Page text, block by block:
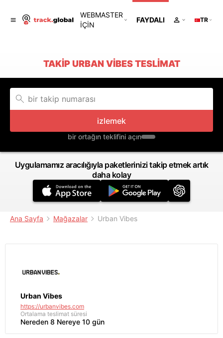
WEBMASTER
IÇIN
FAYDALI TR
TAKIP URBAN VIBES TESLIMAT
izlemek
bir ortağın teklifini açın
Uygulamamız aracılığıyla paketlerinizi takip etmek artık
daha kolay
Ana Sayfa Mağazalar Urban Vibes
Urban Vibes
https://urbanvibes.com
Ortalama teslimat süresi
Nereden 8 Nereye 10 gün